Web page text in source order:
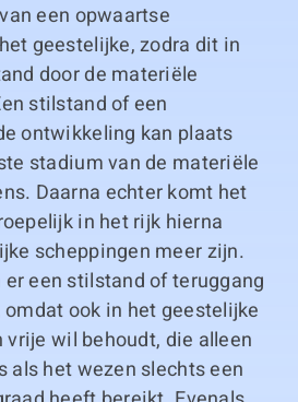
een opwaartse
geestelijke, zodra dit in
door de materiële
stilstand of een
ontwikkeling kan plaats
stadium van de materiële
Daarna echter komt het
in het rijk hierna
scheppingen meer zijn.
een stilstand of teruggang
ook in het geestelijke
wil behoudt, die alleen
als het wezen slechts een